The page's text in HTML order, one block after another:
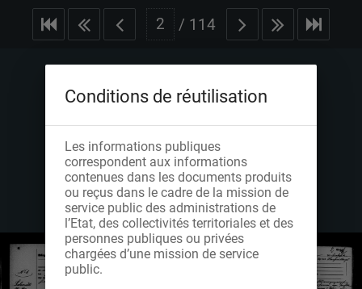
/ 114
Conditions de réutilisation
Les informations publiques
correspondent aux informations
contenues dans les documents produits
ou reçus dans le cadre de la mission de
service public des administrations de
l’Etat, des collectivités territoriales et des
personnes publiques ou privées
chargées d’une mission de service
public.